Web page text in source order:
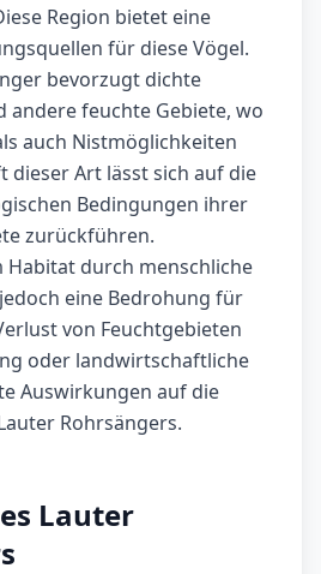
Region bietet eine
für diese Vögel.
bevorzugt dichte
andere feuchte Gebiete, wo
auch Nistmöglichkeiten
dieser Art lässt sich auf die
Bedingungen ihrer
zurückführen.
Habitat durch menschliche
eine Bedrohung für
von Feuchtgebieten
oder landwirtschaftliche
Auswirkungen auf die
Rohrsängers.
Lauter